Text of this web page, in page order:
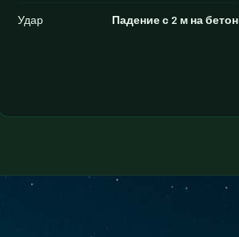
Удар Падение с 2 м на бетон